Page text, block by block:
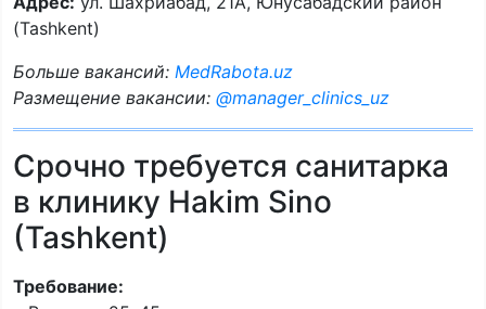
(Tashkent)
Больше вакансий: MedRabota.uz
Размещение вакансии: @manager_clinics_uz
Срочно требуется санитарка
в клинику Hakim Sino
(Tashkent)
Требование: